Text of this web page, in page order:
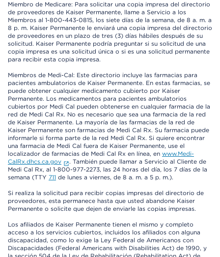
Miembro de Medicare: Para solicitar una copia impresa del directorio
de proveedores de Kaiser Permanente, llame a Servicio a los
Miembros al 1-800-443-0815, los siete días de la semana, de 8 a. m. a
8 p. m. Kaiser Permanente le enviará una copia impresa del directorio
de proveedores en un plazo de tres (3) días hábiles después de su
solicitud. Kaiser Permanente podría preguntar si su solicitud de una
copia impresa es una solicitud única o si es una solicitud permanente
para recibir esta copia impresa.
Miembros de Medi-Cal: Este directorio incluye las farmacias para
pacientes ambulatorios de Kaiser Permanente. En estas farmacias, se
puede obtener cualquier medicamento cubierto por Kaiser
Permanente. Los medicamentos para pacientes ambulatorios
cubiertos por Medi Cal pueden obtenerse en cualquier farmacia de la
red de Medi Cal Rx. No es necesario que sea una farmacia de la red
de Kaiser Permanente. La mayoría de las farmacias de la red de
Kaiser Permanente son farmacias de Medi Cal Rx. Su farmacia puede
informarle si forma parte de la red Medi Cal Rx. Si quiere encontrar
una farmacia de Medi Cal fuera de Kaiser Permanente, use el
localizador de farmacias de Medi Cal Rx en línea, en www.Medi-
CalRx.dhcs.ca.gov
. También puede llamar a Servicio al Cliente de
Medi Cal Rx, al 1-800-977-2273, las 24 horas del día, los 7 días de la
semana (TTY 711 de lunes a viernes, de 8 a. m. a 5 p. m.).
Si realiza la solicitud para recibir copias impresas del directorio de
proveedores, esta permanece hasta que usted abandone Kaiser
Permanente o solicite que dejen de enviarle las copias impresas.
Los afiliados de Kaiser Permanente tienen el mismo y completo
acceso a los servicios cubiertos, incluidos los afiliados con alguna
discapacidad, como lo exige la Ley Federal de Americanos con
Discapacidades (Federal Americans with Disabilities Act) de 1990, y